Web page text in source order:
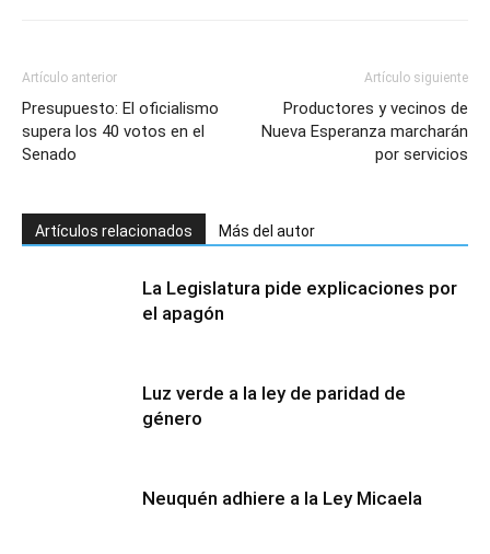
Artículo anterior
Presupuesto: El oficialismo
supera los 40 votos en el
Senado
Artículo siguiente
Productores y vecinos de
Nueva Esperanza marcharán
por servicios
Artículos relacionados Más del autor
La Legislatura pide explicaciones por
el apagón
Luz verde a la ley de paridad de
género
Neuquén adhiere a la Ley Micaela